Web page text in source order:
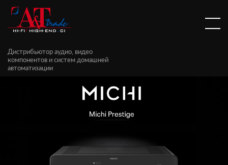
Дистрибьютор аудио, видео
компонентов и систем домашней
автоматизации